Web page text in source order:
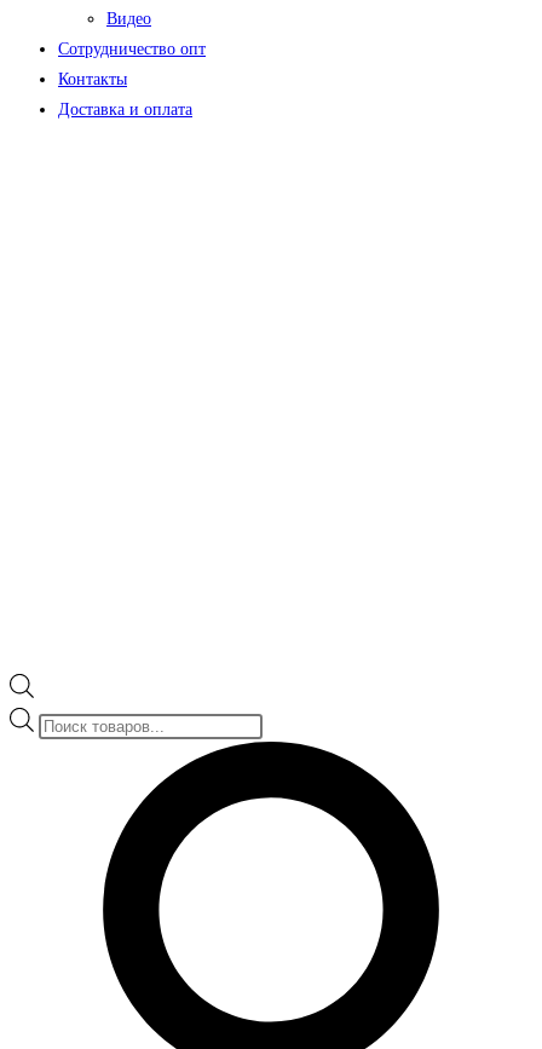
Видео
Сотрудничество опт
Контакты
Доставка и оплата
Поиск